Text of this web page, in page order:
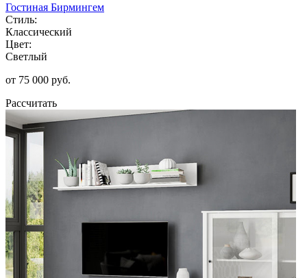
Гостиная Бирмингем
Стиль:
Классический
Цвет:
Светлый
от 75 000 руб.
Рассчитать